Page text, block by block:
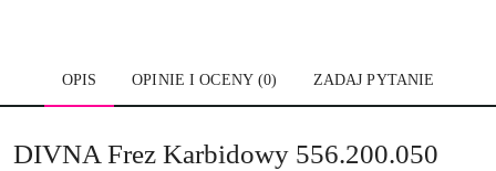
OPIS OPINIE I OCENY (0) ZADAJ PYTANIE
DIVNA Frez Karbidowy 556.200.050